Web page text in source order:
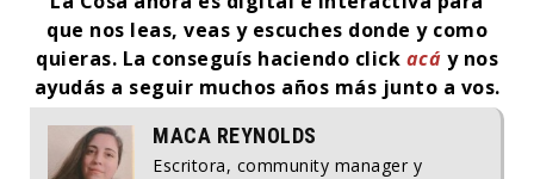
que nos leas, veas y escuches donde y como
quieras. La conseguís haciendo click acá y nos
ayudás a seguir muchos años más junto a vos.
MACA REYNOLDS
Escritora, community manager y